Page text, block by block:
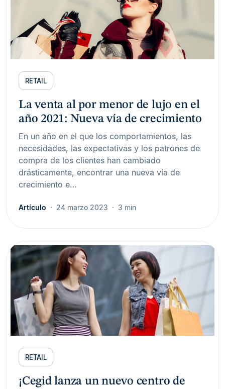
RETAIL
La venta al por menor de lujo en el
año 2021: Nueva vía de crecimiento
En un año en el que los comportamientos, las
necesidades, las expectativas y los patrones de
compra de los clientes han cambiado
drásticamente, encontrar una nueva vía de
crecimiento e…
Artículo 24 marzo 2023 3 min
RETAIL
¡Cegid lanza un nuevo centro de